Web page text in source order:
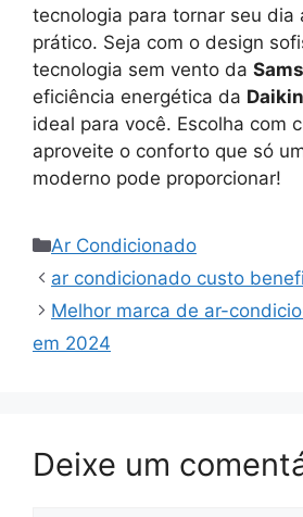
tecnologia para tornar seu dia
prático. Seja com o design
tecnologia sem vento da
eficiência energética da Daikin
ideal para você. Escolha com
aproveite o conforto que só
moderno pode proporcionar!
Categorias
Ar Condicionado
ar condicionado custo
Melhor marca de ar-
em 2024
Deixe um